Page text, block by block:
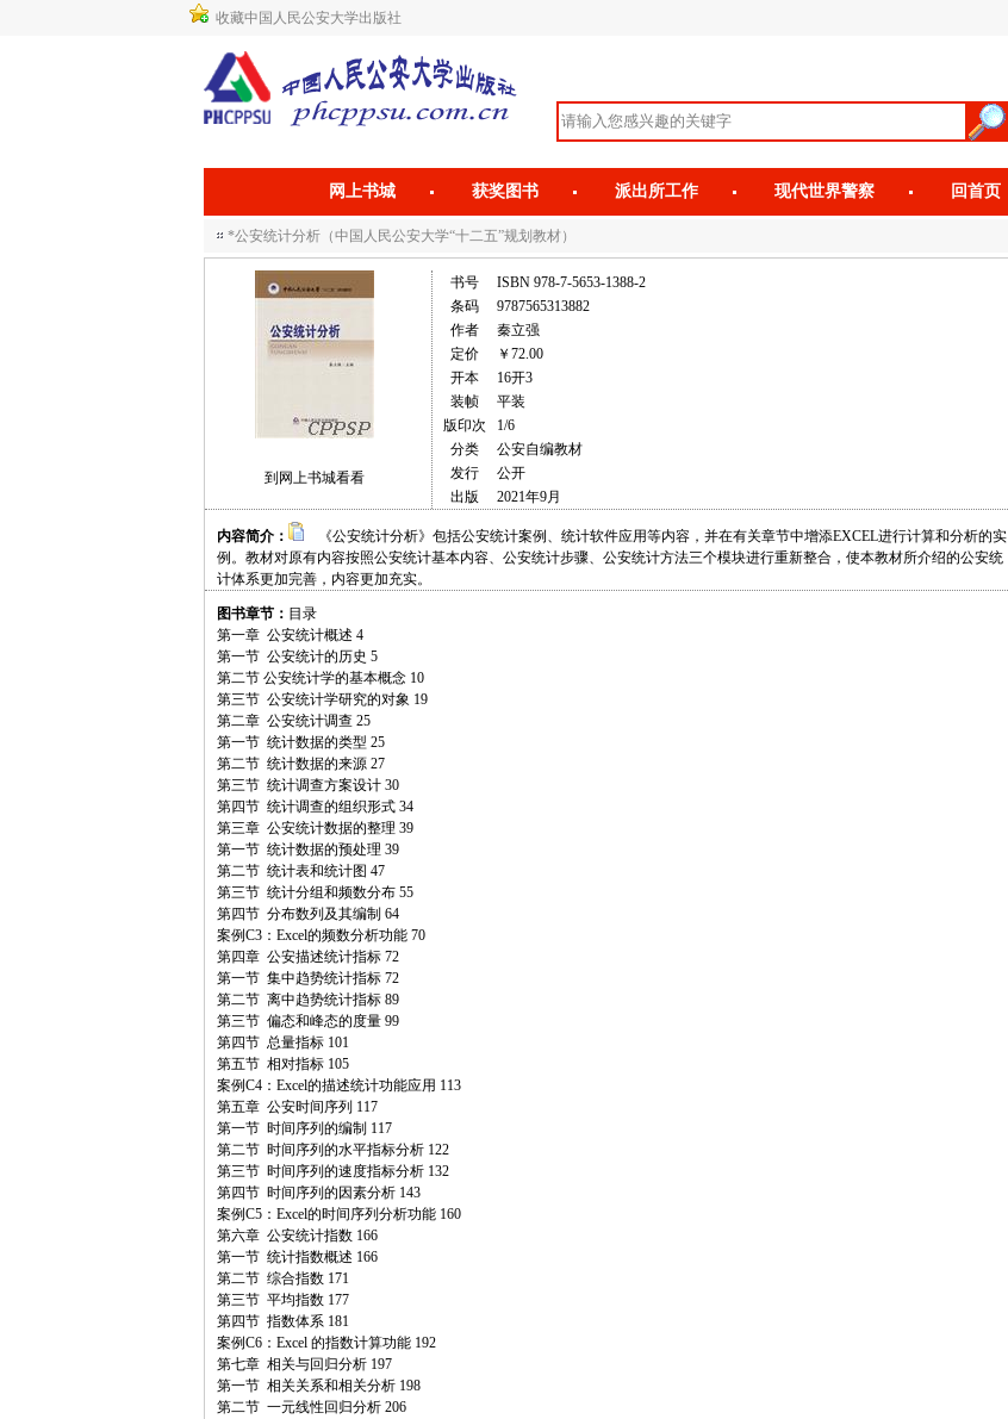
收藏中国人民公安大学出版社
网上书城 获奖图书 派出所工作 现代世界警察 回首页
*公安统计分析（中国人民公安大学“十二五”规划教材）
到网上书城看看
书号
ISBN 978-7-5653-1388-2
条码
9787565313882
作者
秦立强
定价
￥72.00
开本
16开3
装帧
平装
版印次
1/6
分类
公安自编教材
发行
公开
出版
2021年9月
内容简介：
《公安统计分析》包括公安统计案例、统计软件应用等内容，并在有关章节中增添EXCEL进行计算和分析的实
例。教材对原有内容按照公安统计基本内容、公安统计步骤、公安统计方法三个模块进行重新整合，使本教材所介绍的公安统
计体系更加完善，内容更加充实。
图书章节： 目录
第一章 公安统计概述 4
第一节 公安统计的历史 5
第二节 公安统计学的基本概念 10
第三节 公安统计学研究的对象 19
第二章 公安统计调查 25
第一节 统计数据的类型 25
第二节 统计数据的来源 27
第三节 统计调查方案设计 30
第四节 统计调查的组织形式 34
第三章 公安统计数据的整理 39
第一节 统计数据的预处理 39
第二节 统计表和统计图 47
第三节 统计分组和频数分布 55
第四节 分布数列及其编制 64
案例C3：Excel的频数分析功能 70
第四章 公安描述统计指标 72
第一节 集中趋势统计指标 72
第二节 离中趋势统计指标 89
第三节 偏态和峰态的度量 99
第四节 总量指标 101
第五节 相对指标 105
案例C4：Excel的描述统计功能应用 113
第五章 公安时间序列 117
第一节 时间序列的编制 117
第二节 时间序列的水平指标分析 122
第三节 时间序列的速度指标分析 132
第四节 时间序列的因素分析 143
案例C5：Excel的时间序列分析功能 160
第六章 公安统计指数 166
第一节 统计指数概述 166
第二节 综合指数 171
第三节 平均指数 177
第四节 指数体系 181
案例C6：Excel 的指数计算功能 192
第七章 相关与回归分析 197
第一节 相关关系和相关分析 198
第二节 一元线性回归分析 206